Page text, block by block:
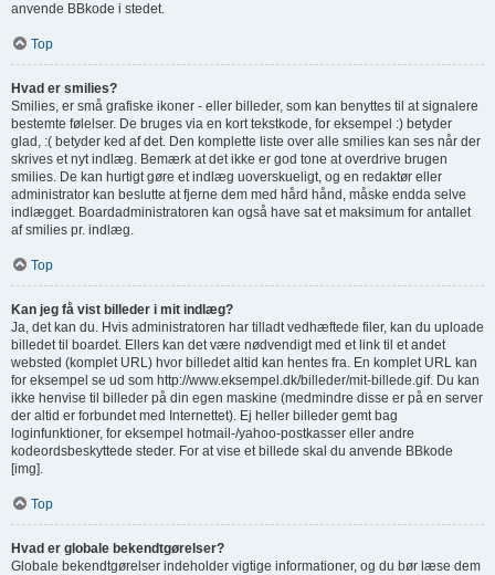
anvende BBkode i stedet.
Top
Hvad er smilies?
Smilies, er små grafiske ikoner - eller billeder, som kan benyttes til at signalere
bestemte følelser. De bruges via en kort tekstkode, for eksempel :) betyder
glad, :( betyder ked af det. Den komplette liste over alle smilies kan ses når der
skrives et nyt indlæg. Bemærk at det ikke er god tone at overdrive brugen
smilies. De kan hurtigt gøre et indlæg uoverskueligt, og en redaktør eller
administrator kan beslutte at fjerne dem med hård hånd, måske endda selve
indlægget. Boardadministratoren kan også have sat et maksimum for antallet
af smilies pr. indlæg.
Top
Kan jeg få vist billeder i mit indlæg?
Ja, det kan du. Hvis administratoren har tilladt vedhæftede filer, kan du uploade
billedet til boardet. Ellers kan det være nødvendigt med et link til et andet
websted (komplet URL) hvor billedet altid kan hentes fra. En komplet URL kan
for eksempel se ud som http://www.eksempel.dk/billeder/mit-billede.gif. Du kan
ikke henvise til billeder på din egen maskine (medmindre disse er på en server
der altid er forbundet med Internettet). Ej heller billeder gemt bag
loginfunktioner, for eksempel hotmail-/yahoo-postkasser eller andre
kodeordsbeskyttede steder. For at vise et billede skal du anvende BBkode
[img].
Top
Hvad er globale bekendtgørelser?
Globale bekendtgørelser indeholder vigtige informationer, og du bør læse dem